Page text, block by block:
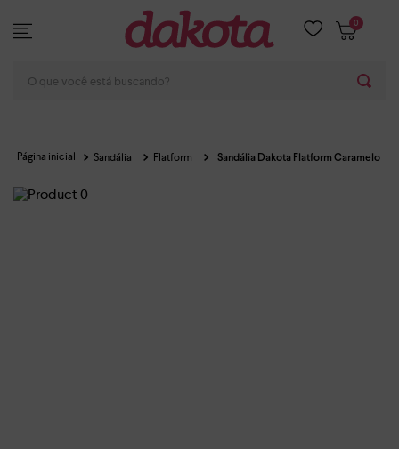
0
Sandália Flatform Sandália Dakota Flatform Caramelo